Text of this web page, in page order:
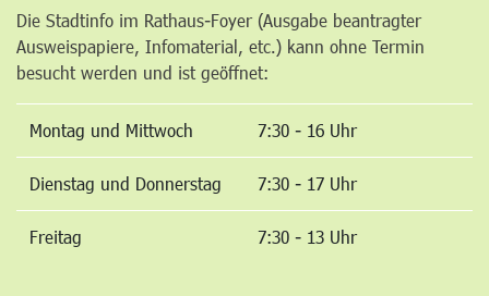
Die Stadtinfo im Rathaus-Foyer (Ausgabe beantragter
Ausweispapiere, Infomaterial, etc.) kann ohne Termin
besucht werden und ist geöffnet:
Montag und Mittwoch 7:30 - 16 Uhr
Dienstag und Donnerstag 7:30 - 17 Uhr
Freitag 7:30 - 13 Uhr